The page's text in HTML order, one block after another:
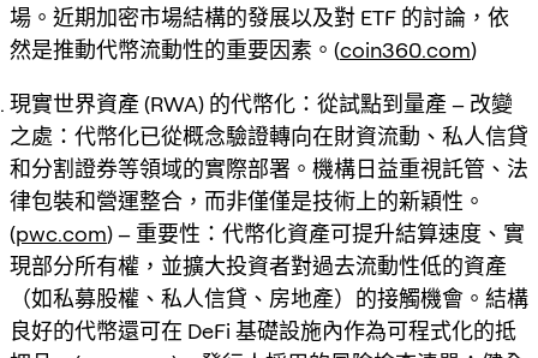
場。近期加密市場結構的發展以及對 ETF 的討論，依
然是推動代幣流動性的重要因素。(coin360.com)
現實世界資產 (RWA) 的代幣化：從試點到量產 – 改變
之處：代幣化已從概念驗證轉向在財資流動、私人信貸
和分割證券等領域的實際部署。機構日益重視託管、法
律包裝和營運整合，而非僅僅是技術上的新穎性。
(pwc.com) – 重要性：代幣化資產可提升結算速度、實
現部分所有權，並擴大投資者對過去流動性低的資產
（如私募股權、私人信貸、房地產）的接觸機會。結構
良好的代幣還可在 DeFi 基礎設施內作為可程式化的抵